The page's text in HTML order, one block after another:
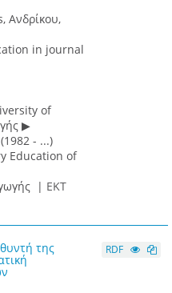
Ανδρίκου,
in journal
of
▶
- ...)
Education of
| ΕΚΤ
της RDF